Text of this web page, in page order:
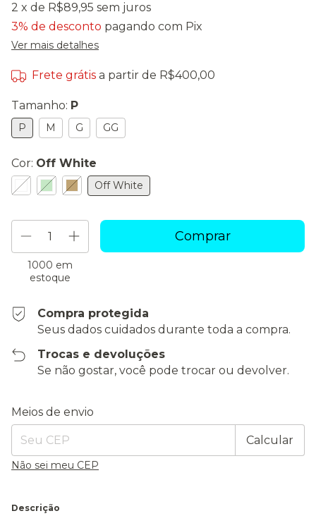
2 x de R$89,95 sem juros
3% de desconto pagando com Pix
Ver mais detalhes
Frete grátis a partir de R$400,00
Tamanho: P
P M G GG
Cor: Off White
Off White
1000 em
estoque
Compra protegida
Seus dados cuidados durante toda a compra.
Trocas e devoluções
Se não gostar, você pode trocar ou devolver.
Entregas para o CEP:
Meios de envio
Calcular
Não sei meu CEP
Descrição